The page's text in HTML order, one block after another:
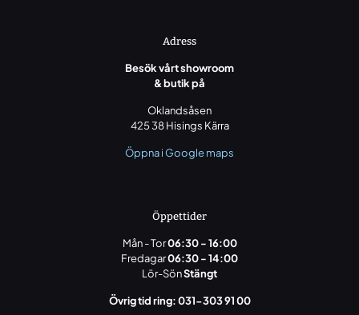
Adress
Besök vårt showroom
& butik på
Oklandsåsen
425 38 Hisings Kärra
Öppna i Google maps
Öppettider
Mån - Tor06:30 - 16:00
Fredagar06:30 - 14:00
Lör-SönStängt
Övrig tid ring: 031-303 91 00